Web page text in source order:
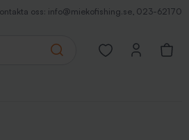
oss: info@miekofishing.se, 023-62170
Search
Open favorites